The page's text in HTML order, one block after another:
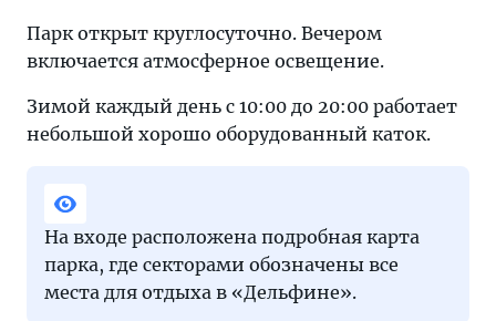
Парк открыт круглосуточно. Вечером
включается атмосферное освещение.
Зимой каждый день с 10:00 до 20:00 работает
небольшой хорошо оборудованный каток.
На входе расположена подробная карта
парка, где секторами обозначены все
места для отдыха в «Дельфине».